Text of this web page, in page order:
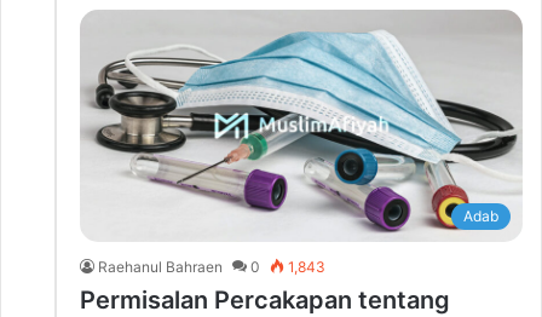
Adab
Raehanul Bahraen 0 1,843
Permisalan Percakapan tentang